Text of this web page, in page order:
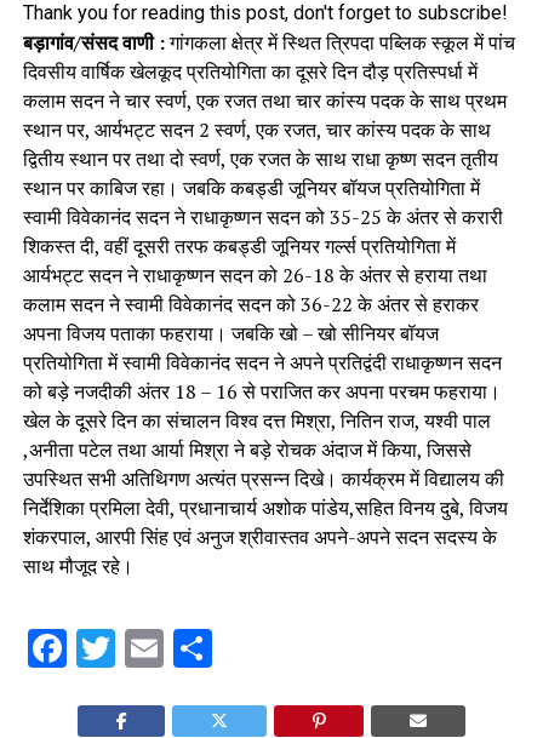
Thank you for reading this post, don't forget to subscribe!
बड़ागांव/संसद वाणी :गांगकला क्षेत्र में स्थित त्रिपदा पब्लिक स्कूल में पांच
दिवसीय वार्षिक खेलकूद प्रतियोगिता का दूसरे दिन दौड़ प्रतिस्पर्धा में
कलाम सदन ने चार स्वर्ण, एक रजत तथा चार कांस्य पदक के साथ प्रथम
स्थान पर, आर्यभट्ट सदन 2 स्वर्ण, एक रजत, चार कांस्य पदक के साथ
द्वितीय स्थान पर तथा दो स्वर्ण, एक रजत के साथ राधा कृष्ण सदन तृतीय
स्थान पर काबिज रहा। जबकि कबड्डी जूनियर बॉयज प्रतियोगिता में
स्वामी विवेकानंद सदन ने राधाकृष्णन सदन को 35-25 के अंतर से करारी
शिकस्त दी, वहीं दूसरी तरफ कबड्डी जूनियर गर्ल्स प्रतियोगिता में
आर्यभट्ट सदन ने राधाकृष्णन सदन को 26-18 के अंतर से हराया तथा
कलाम सदन ने स्वामी विवेकानंद सदन को 36-22 के अंतर से हराकर
अपना विजय पताका फहराया। जबकि खो – खो सीनियर बॉयज
प्रतियोगिता में स्वामी विवेकानंद सदन ने अपने प्रतिद्वंदी राधाकृष्णन सदन
को बड़े नजदीकी अंतर 18 – 16 से पराजित कर अपना परचम फहराया।
खेल के दूसरे दिन का संचालन विश्व दत्त मिश्रा, नितिन राज, यश्वी पाल
,अनीता पटेल तथा आर्या मिश्रा ने बड़े रोचक अंदाज में किया, जिससे
उपस्थित सभी अतिथिगण अत्यंत प्रसन्न दिखे। कार्यक्रम में विद्यालय की
निर्देशिका प्रमिला देवी, प्रधानाचार्य अशोक पांडेय,सहित विनय दुबे, विजय
शंकरपाल, आरपी सिंह एवं अनुज श्रीवास्तव अपने-अपने सदन सदस्य के
साथ मौजूद रहे।
Facebook
Twitter
EmailShare